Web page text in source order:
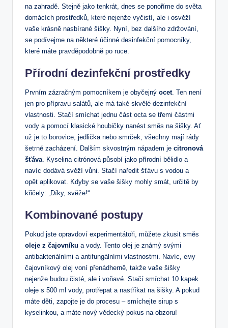
na zahradě. Stejně jako tenkrát, dnes se ponoříme do světa
domácích prostředků, které nejenže vyčistí, ale i osvěží
vaše krásně nasbírané šišky. Nyní, bez dalšího zdržování,
se podívejme na některé účinné desinfekční pomocníky,
které máte pravděpodobně po ruce.
Přírodní dezinfekční prostředky
Prvním zázračným pomocníkem je obyčejný ocet. Ten není
jen pro přípravu salátů, ale má také skvělé dezinfekční
vlastnosti. Stačí smíchat jednu část octa se třemi částmi
vody a pomocí klasické houbičky nanést směs na šišky. Ať
už je to borovice, jedlička nebo smrček, všechny mají rády
šetrné zacházení. Dalším skvostným nápadem je citronová
šťáva. Kyselina citrónová působí jako přírodní bělidlo a
navíc dodává svěží vůni. Stačí naředit šťávu s vodou a
opět aplikovat. Kdyby se vaše šišky mohly smát, určitě by
křičely: „Díky, svěže!“
Kombinované postupy
Pokud jste opravdoví experimentátoři, můžete zkusit směs
oleje z čajovníku a vody. Tento olej je známý svými
antibakteriálními a antifungálními vlastnostmi. Navíc, ему
čajovníkový olej voní přenádherně, takže vaše šišky
nejenže budou čisté, ale i voňavé. Stačí smíchat 10 kapek
oleje s 500 ml vody, protřepat a nastříkat na šišky. A pokud
máte děti, zapojte je do procesu – smíchejte sirup s
kyselinkou, a máte nový vědecký pokus na obzoru!